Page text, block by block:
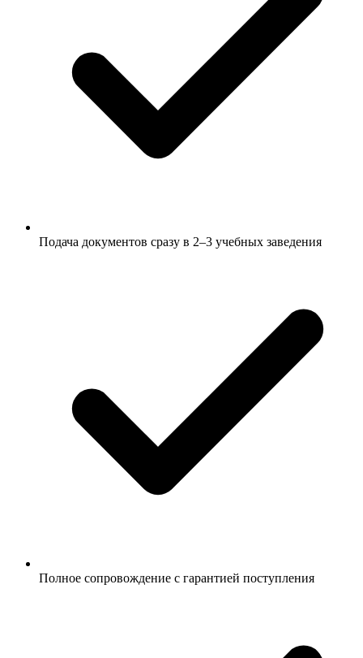
Подача документов сразу в 2–3 учебных заведения
Полное сопровождение с гарантией поступления